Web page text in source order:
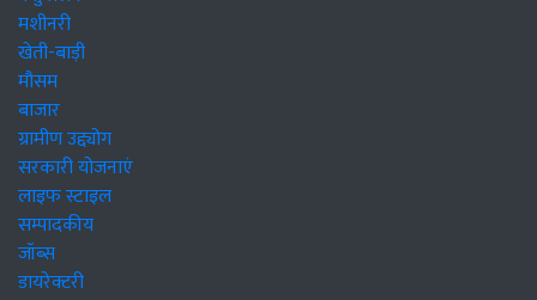
मशीनरी
खेती-बाड़ी
मौसम
बाजार
ग्रामीण उद्द्योग
सरकारी योजनाएं
लाइफ स्टाइल
सम्पादकीय
जॉब्स
डायरेक्टरी